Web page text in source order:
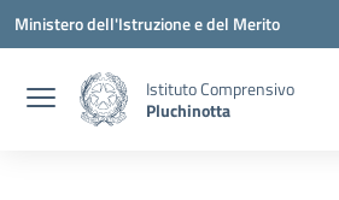
Vai ai contenuti
Vai al menu di navigazione
Vai al footer
Ministero dell'Istruzione e del Merito
Istituto Comprensivo
Pluchinotta